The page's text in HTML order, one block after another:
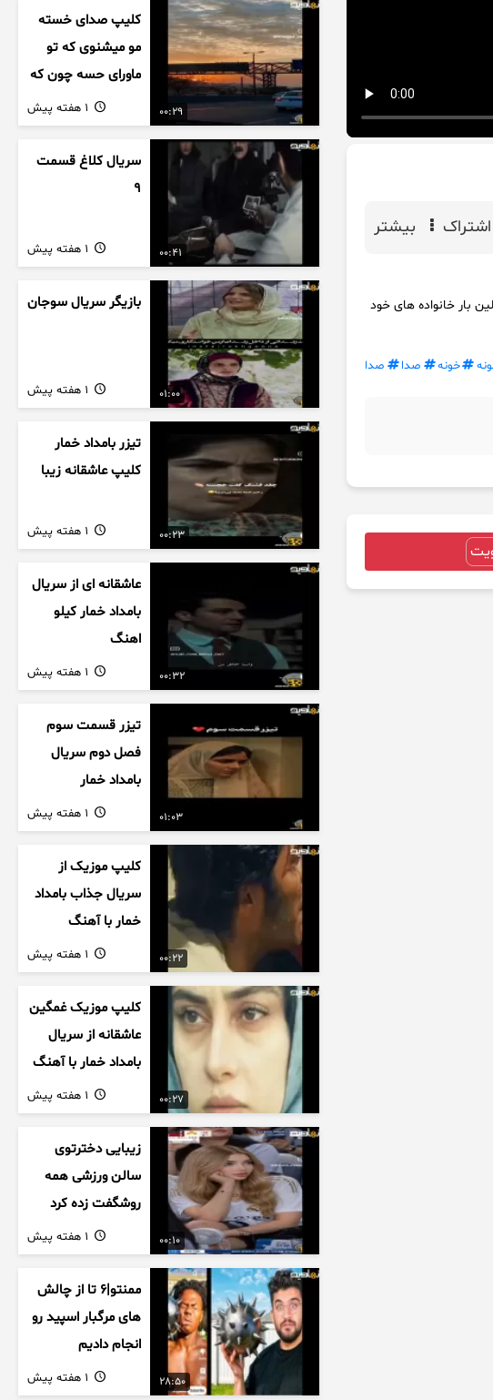
اشتراک بیشتر
بار خانواده های خود
خونه صدا صدا
00:29
کلیپ صدای خسته
مو میشنوی که تو
ماورای حسه چون که
داریم می رسیم به
اخرای قصه
00:41
سریال کلاغ قسمت
9
01:00
بازیگر سریال سوجان
00:23
تیزر بامداد خمار
کلیپ عاشقانه زیبا
00:32
عاشقانه ای از سریال
بامداد خمار کیلو
اهنگ
01:03
تیزر قسمت سوم
فصل دوم سریال
بامداد خمار
00:22
کلیپ موزیک از
سریال جذاب بامداد
خمار با آهنگ
عاشقانه
00:27
کلیپ موزیک غمگین
عاشقانه از سریال
بامداد خمار با آهنگ
احسان خواجه امیری
00:10
زیبایی دخترتوی
سالن ورزشی همه
روشگفت زده کرد
28:50
ممنتو|۶ تا از چالش
های مرگبار اسپید رو
انجام دادیم